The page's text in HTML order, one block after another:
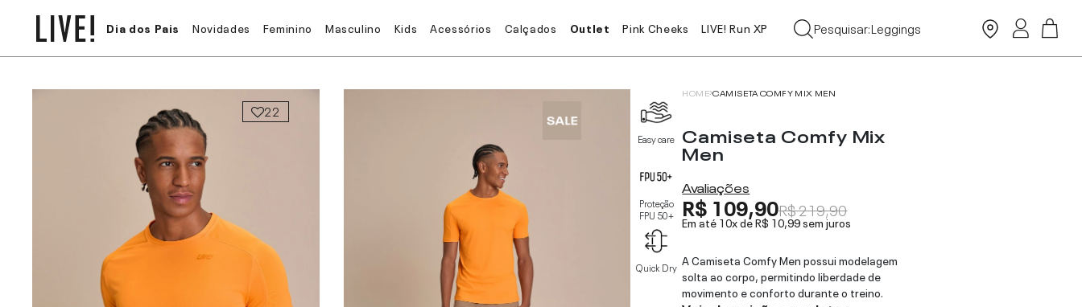
Dia dos Pais Novidades Feminino Masculino Kids Acessórios Calçados Outlet Pink Cheeks LIVE! Run XP
Pesquisar:Leggings
22
Easy care
Proteção
FPU 50+
Quick Dry
HOME CAMISETA COMFY MIX MEN
Camiseta Comfy Mix
Men
Avaliações
R$ 109,90R$ 219,90
Em até 10x deR$ 10,99sem juros
A Camiseta Comfy Men possui modelagem
solta ao corpo, permitindo liberdade de
movimento e conforto durante o treino.